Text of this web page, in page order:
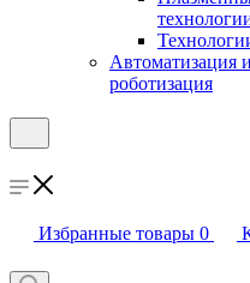
Автоматизация и
роботизация
Избранные товары 0